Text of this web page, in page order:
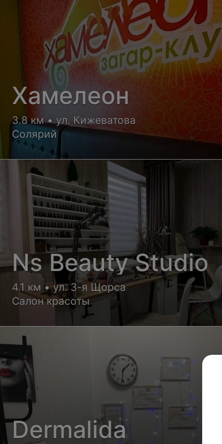
Хамелеон
3.8 км • ул. Кижеватова
Солярий
Ns Beauty Studio
4.1 км • ул. 3-я Щорса
Салон красоты
Dermalida